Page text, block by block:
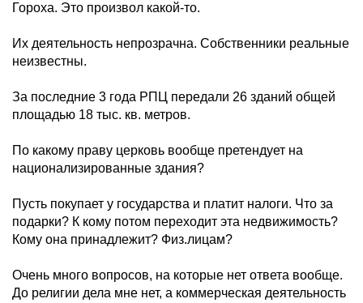
Гороха. Это произвол какой-то.
Их деятельность непрозрачна. Собственники реальные
неизвестны.
За последние 3 года РПЦ передали 26 зданий общей
площадью 18 тыс. кв. метров.
По какому праву церковь вообще претендует на
национализированные здания?
Пусть покупает у государства и платит налоги. Что за
подарки? К кому потом переходит эта недвижимость?
Кому она принадлежит? Физ.лицам?
Очень много вопросов, на которые нет ответа вообще.
До религии дела мне нет, а коммерческая деятельность